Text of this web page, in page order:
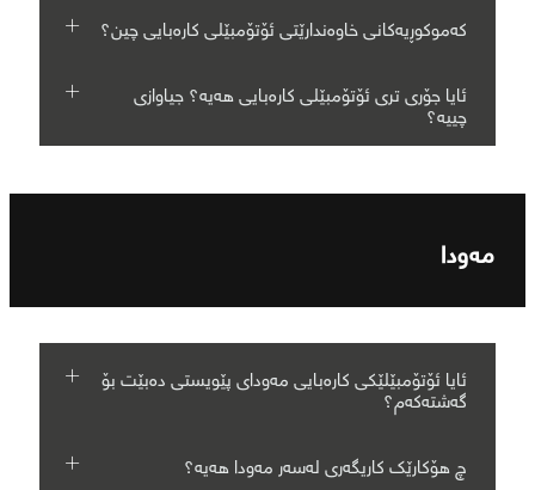
کەموکوڕیەکانی خاوەندارێتی ئۆتۆمبێلی کارەبایی چین؟
ئایا جۆری تری ئۆتۆمبێلی کارەبایی هەیە؟ جیاوازی
چییە؟
مەودا
ئایا ئۆتۆمبێلێکی کارەبایی مەودای پێویستی دەبێت بۆ
گەشتەکەم؟
چ هۆکارێک کاریگەری لەسەر مەودا هەیە؟